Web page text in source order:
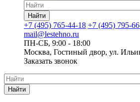
Найти
+7 (495) 765-44-18 +7 (495) 795-
mail@lestehno.ru
ПН-СБ, 9:00 - 18:00
Москва, Гостиный двор, ул.
Заказать звонок
Найти